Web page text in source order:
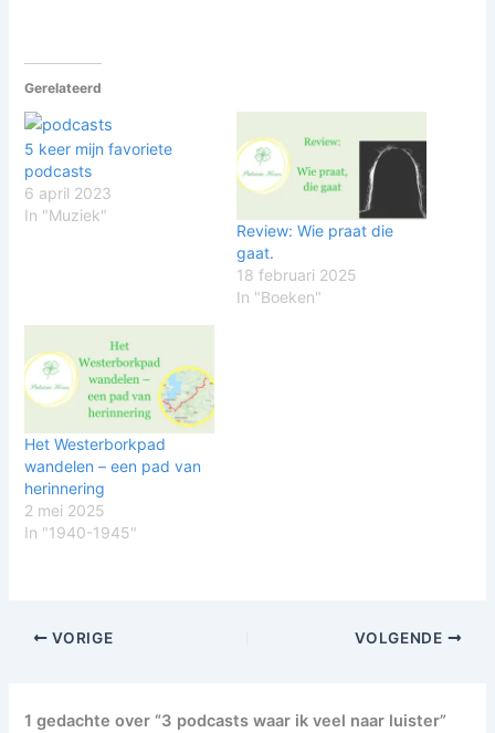
Gerelateerd
5 keer mijn favoriete
podcasts
6 april 2023
In "Muziek"
Review: Wie praat die
gaat.
18 februari 2025
In "Boeken"
Het Westerborkpad
wandelen – een pad van
herinnering
2 mei 2025
In "1940-1945"
VORIGE VOLGENDE
1 gedachte over “3 podcasts waar ik veel naar luister”